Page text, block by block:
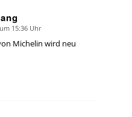
15:36 Uhr
Michelin wird neu